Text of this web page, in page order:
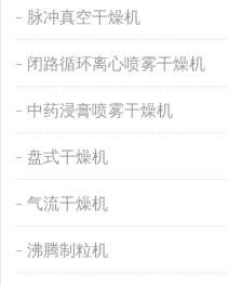
脉冲真空干燥机
闭路循环离心喷雾干燥机
中药浸膏喷雾干燥机
盘式干燥机
气流干燥机
沸腾制粒机